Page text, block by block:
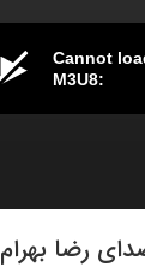
Cannot
M3U8:
رضا بهرام